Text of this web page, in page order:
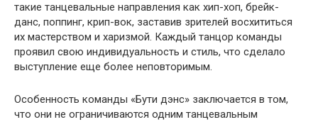
такие танцевальные направления как хип-хоп, брейк-
данс, поппинг, крип-вок, заставив зрителей восхититься
их мастерством и харизмой. Каждый танцор команды
проявил свою индивидуальность и стиль, что сделало
выступление еще более неповторимым.
Особенность команды «Бути дэнс» заключается в том,
что они не ограничиваются одним танцевальным